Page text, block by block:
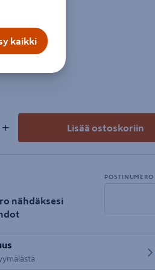
+ Lisää ostoskoriin
nähdäksesi
POSTINUMERO
postinumero
kaikki